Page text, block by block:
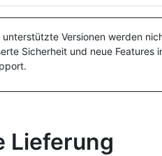
unterstützte Versionen werden
Sicherheit und neue Features
Lieferung